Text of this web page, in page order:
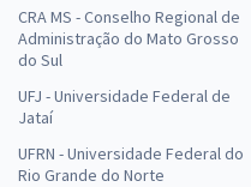
CRA MS - Conselho Regional de
Administração do Mato Grosso
do Sul
UFJ - Universidade Federal de
Jataí
UFRN - Universidade Federal do
Rio Grande do Norte